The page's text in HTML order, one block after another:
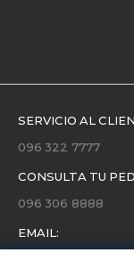
SERVICIO AL
096 322 7777
CONSULTA TU
096 306 8888
EMAIL: